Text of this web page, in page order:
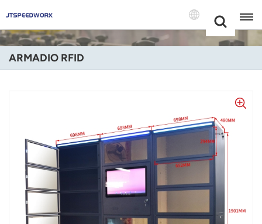
+86 -18681515767
English
Deutsch
Italiano
Español
ARMADIO RFID